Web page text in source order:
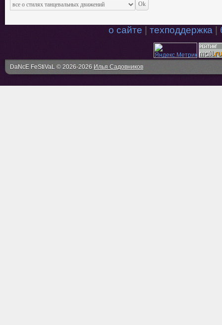
о сайте техподдержка
DaNcE FeStiVaL © 2026-2026 Илья Садовников